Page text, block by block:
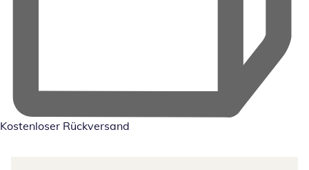
Kostenloser Rückversand